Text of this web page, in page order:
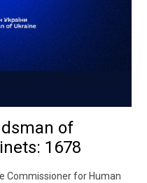
of
1678
Commissioner for Human